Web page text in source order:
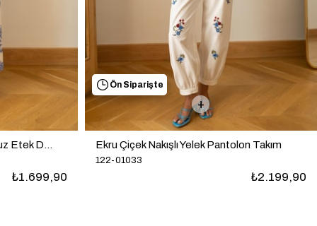
Takım
₺2.199,90
Beyaz Sırt Dekolteli Nakışlı İthal Elbise
101-02037
₺3.999,90